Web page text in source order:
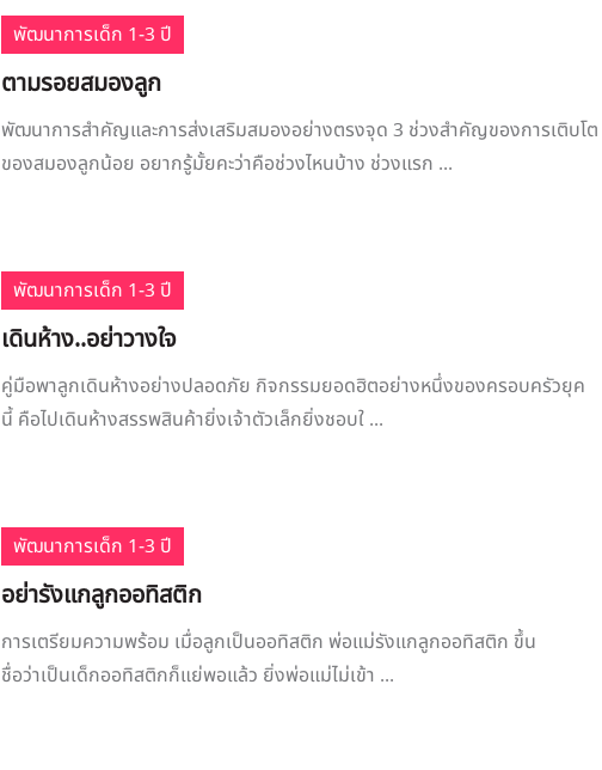
พัฒนาการเด็ก 1-3 ปี
ตามรอยสมองลูก
พัฒนาการสำคัญและการส่งเสริมสมองอย่างตรงจุด 3 ช่วงสำคัญของการเติบโต
ของสมองลูกน้อย อยากรู้มั้ยคะว่าคือช่วงไหนบ้าง ช่วงแรก ...
พัฒนาการเด็ก 1-3 ปี
เดินห้าง..อย่าวางใจ
คู่มือพาลูกเดินห้างอย่างปลอดภัย กิจกรรมยอดฮิตอย่างหนึ่งของครอบครัวยุค
นี้ คือไปเดินห้างสรรพสินค้ายิ่งเจ้าตัวเล็กยิ่งชอบใ ...
พัฒนาการเด็ก 1-3 ปี
อย่ารังแกลูกออทิสติก
การเตรียมความพร้อม เมื่อลูกเป็นออทิสติก พ่อแม่รังแกลูกออทิสติก ขึ้น
ชื่อว่าเป็นเด็กออทิสติกก็แย่พอแล้ว ยิ่งพ่อแม่ไม่เข้า ...